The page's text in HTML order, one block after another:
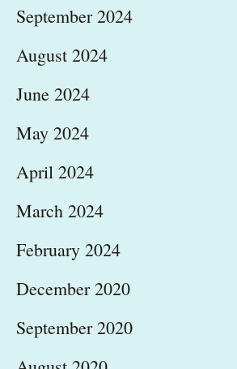
September 2024
August 2024
June 2024
May 2024
April 2024
March 2024
February 2024
December 2020
September 2020